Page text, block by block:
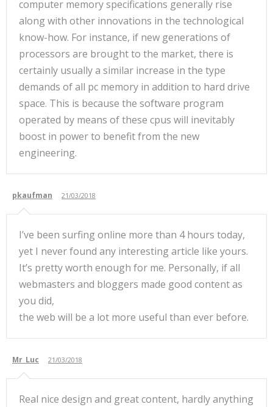
computer memory specifications generally rise
along with other innovations in the technological
know-how. For instance, if new generations of
processors are brought to the market, there is
certainly usually a similar increase in the type
demands of all pc memory in addition to hard drive
space. This is because the software program
operated by means of these cpus will inevitably
boost in power to benefit from the new
engineering.
pkaufman 21/03/2018
I’ve been surfing online more than 4 hours today,
yet I never found any interesting article like yours.
It’s pretty worth enough for me. Personally, if all
webmasters and bloggers made good content as
you did,
the web will be a lot more useful than ever before.
Mr_Luc 21/03/2018
Real nice design and great content, hardly anything